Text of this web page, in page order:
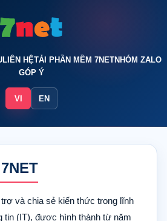
LIÊN HỆTẢI PHẦN MỀM 7NETNHÓM ZALO
GÓP Ý
VI EN
và chia sẻ kiến thức trong lĩnh
tin (IT), được hình thành từ năm